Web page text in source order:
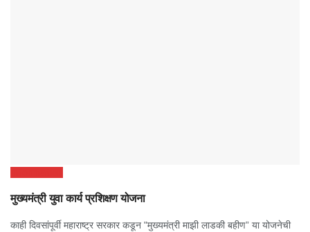
मुख्यमंत्री युवा कार्य प्रशिक्षण योजना
काही दिवसांपूर्वी महाराष्ट्र सरकार कडून "मुख्यमंत्री माझी लाडकी बहीण” या योजनेची